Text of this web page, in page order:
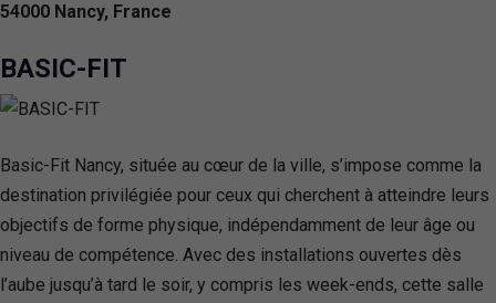
54000 Nancy, France
BASIC-FIT
Basic-Fit Nancy, située au cœur de la ville, s’impose comme la
destination privilégiée pour ceux qui cherchent à atteindre leurs
objectifs de forme physique, indépendamment de leur âge ou
niveau de compétence. Avec des installations ouvertes dès
l’aube jusqu’à tard le soir, y compris les week-ends, cette salle